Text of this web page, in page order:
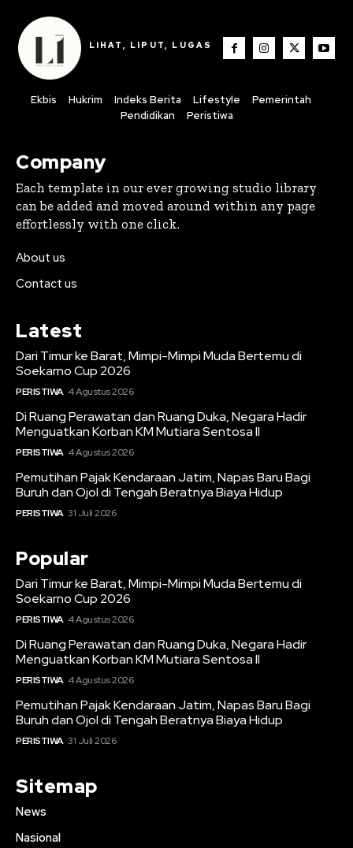
LIHAT, LIPUT, LUGAS
Ekbis Hukrim Indeks Berita Lifestyle
Pemerintah
Pendidikan
Peristiwa
Company
Each template in our ever growing studio library
can be added and moved around within any page
effortlessly with one click.
About us
Contact us
Latest
Dari Timur ke Barat, Mimpi-Mimpi Muda Bertemu di
Soekarno Cup 2026
PERISTIWA 4 Agustus 2026
Di Ruang Perawatan dan Ruang Duka, Negara Hadir
Menguatkan Korban KM Mutiara Sentosa II
PERISTIWA 4 Agustus 2026
Pemutihan Pajak Kendaraan Jatim, Napas Baru Bagi
Buruh dan Ojol di Tengah Beratnya Biaya Hidup
PERISTIWA 31 Juli 2026
Popular
Dari Timur ke Barat, Mimpi-Mimpi Muda Bertemu di
Soekarno Cup 2026
PERISTIWA 4 Agustus 2026
Di Ruang Perawatan dan Ruang Duka, Negara Hadir
Menguatkan Korban KM Mutiara Sentosa II
PERISTIWA 4 Agustus 2026
Pemutihan Pajak Kendaraan Jatim, Napas Baru Bagi
Buruh dan Ojol di Tengah Beratnya Biaya Hidup
PERISTIWA 31 Juli 2026
Sitemap
News
Nasional